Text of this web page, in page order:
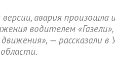
авария произошла
водителем
— рассказали